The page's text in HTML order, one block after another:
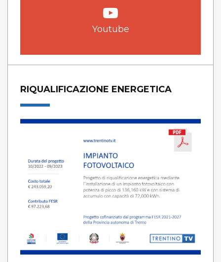
Youtube
RIQUALIFICAZIONE ENERGETICA